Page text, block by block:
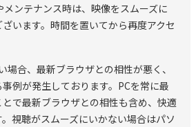
ンテナンス時は、映像をスムーズに
います。時間を置いてから再度アクセ
場合、最新ブラウザとの相性が悪く、
例が発生しております。PCを常に最
で最新ブラウザとの相性も含め、快適
視聴がスムーズにいかない場合はパソ